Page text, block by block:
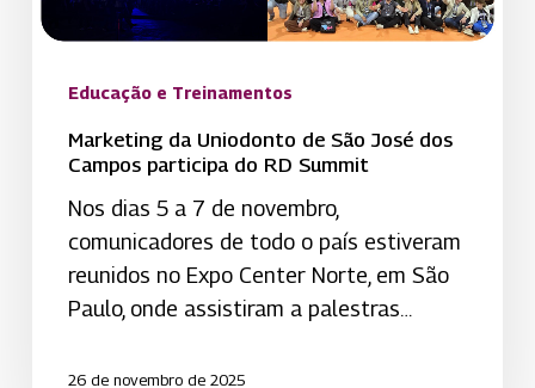
participa
Summit
Educação e Treinamentos
Marketing da Uniodonto de São José dos
Campos participa do RD Summit
Nos dias 5 a 7 de novembro,
comunicadores de todo o país estiveram
reunidos no Expo Center Norte, em São
Paulo, onde assistiram a palestras…
26 de novembro de 2025